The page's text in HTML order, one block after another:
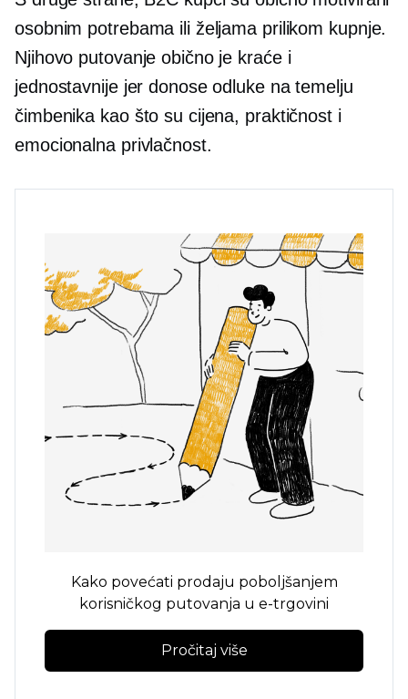
osobnim potrebama ili željama prilikom kupnje.
Njihovo putovanje obično je kraće i
jednostavnije jer donose odluke na temelju
čimbenika kao što su cijena, praktičnost i
emocionalna privlačnost.
Kako povećati prodaju poboljšanjem
korisničkog putovanja u e-trgovini
Pročitaj više